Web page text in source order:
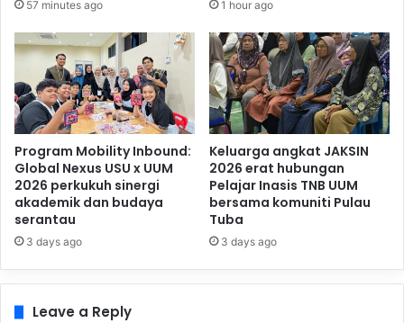
57 minutes ago 1 hour ago
Program Mobility Inbound:
Global Nexus USU x UUM
2026 perkukuh sinergi
akademik dan budaya
serantau
3 days ago
Keluarga angkat JAKSIN
2026 erat hubungan
Pelajar Inasis TNB UUM
bersama komuniti Pulau
Tuba
3 days ago
Leave a Reply